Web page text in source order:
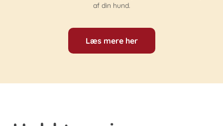
af din hund.
Læs mere her